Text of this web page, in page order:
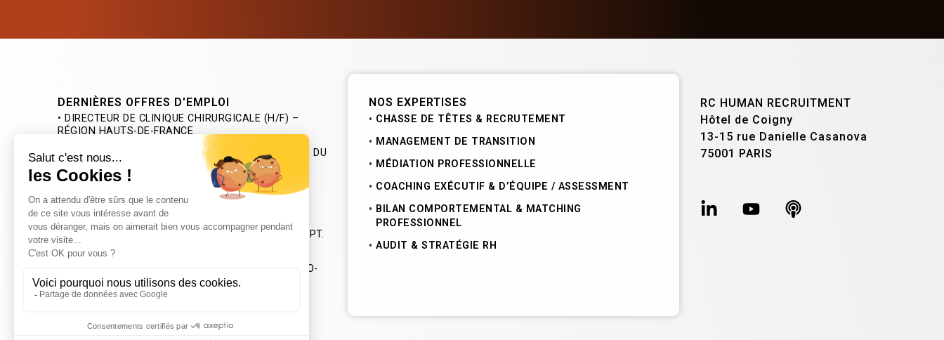
DERNIÈRES OFFRES D'EMPLOI
• DIRECTEUR DE CLINIQUE CHIRURGICALE (H/F) –
RÉGION HAUTS-DE-FRANCE
• DIRECTEUR D’EHPAD ASSOCIATIF (H/F) – PROCHE DU
LOIRET
• DIRECTEUR SERVICES AUTONOMIE MIXTE (H/F) –
SAD / SSIAD – DÉPT. DES HAUTS-DE-SEINE
• DIRECTEUR (H/F) DU DIME ET MULTI-ACCEUIL DU
« CLOS FLEURY » – ASSOC. ALLER PLUS HAUT – DÉPT.
DE LA HAUTE-SAVOIE
• DIRECTEUR DE DIME (DISPOSITIF INTÉGRÉ MÉDICO-
ÉDUCATIF) (H/F) – PROCHE DE GRENOBLE
NOS EXPERTISES
CHASSE DE TÊTES & RECRUTEMENT
MANAGEMENT DE TRANSITION
MÉDIATION PROFESSIONNELLE
COACHING EXÉCUTIF & D’ÉQUIPE / ASSESSMENT
BILAN COMPORTEMENTAL & MATCHING
PROFESSIONNEL
AUDIT & STRATÉGIE RH
RC HUMAN RECRUITMENT
Hôtel de Coigny
13-15 rue Danielle Casanova
75001 PARIS